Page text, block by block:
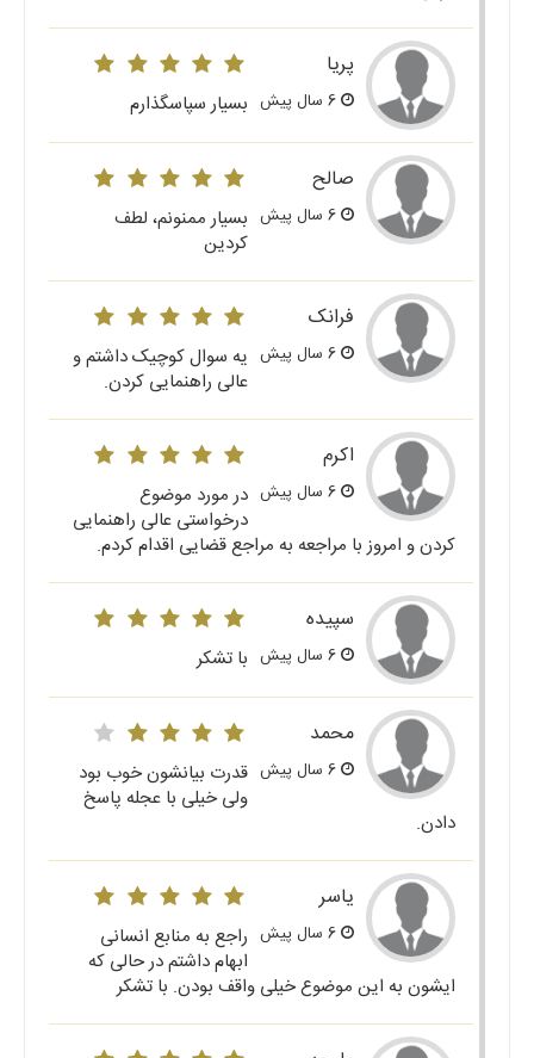
پریا
بسیار سپاسگذارم
صالح
بسیار ممنونم، لطف
کردین
فرانک
یه سوال کوچیک داشتم و
عالی راهنمایی کردن.
اکرم
در مورد موضوع
درخواستی عالی راهنمایی
کردن و امروز با مراجعه به مراجع قضایی اقدام کردم.
سپیده
با تشکر
محمد
قدرت بیانشون خوب بود
ولی خیلی با عجله پاسخ
دادن.
یاسر
راجع به منابع انسانی
ابهام داشتم در حالی که
ایشون به این موضوع خیلی واقف بودن. با تشکر